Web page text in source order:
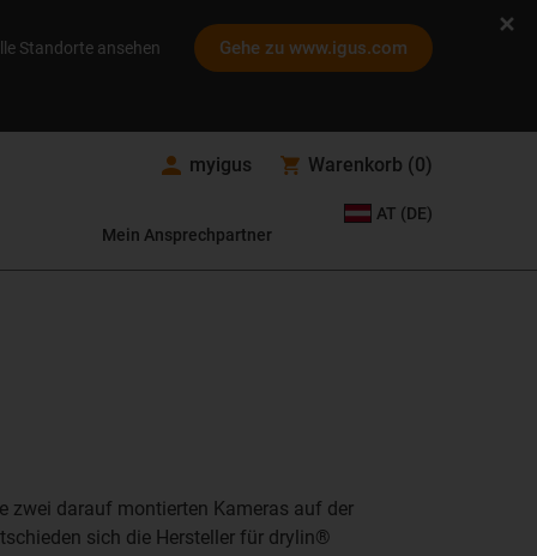
Standorte ansehen Gehe zu www.igus.com
myigus Warenkorb (0)
Mein Ansprechpartner
AT (DE)
zwei darauf montierten Kameras auf der
sich die Hersteller für drylin®